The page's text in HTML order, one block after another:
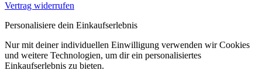
Vertrag widerrufen
Personalisiere dein Einkaufserlebnis
Nur mit deiner individuellen Einwilligung verwenden wir Cookies
und weitere Technologien, um dir ein personalisiertes
Einkaufserlebnis zu bieten.